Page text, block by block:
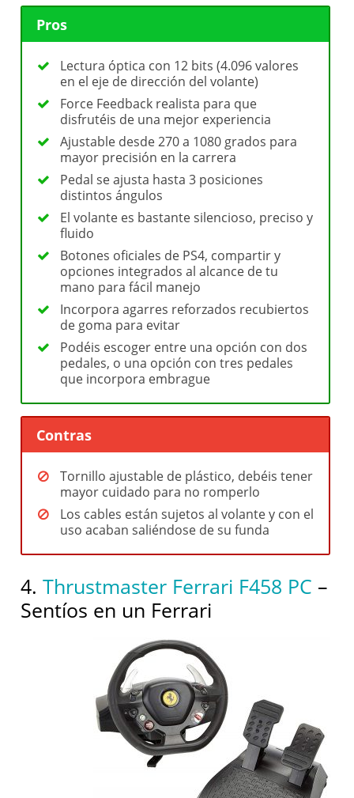
Pros
Lectura óptica con 12 bits (4.096 valores
en el eje de dirección del volante)
Force Feedback realista para que
disfrutéis de una mejor experiencia
Ajustable desde 270 a 1080 grados para
mayor precisión en la carrera
Pedal se ajusta hasta 3 posiciones
distintos ángulos
El volante es bastante silencioso, preciso y
fluido
Botones oficiales de PS4, compartir y
opciones integrados al alcance de tu
mano para fácil manejo
Incorpora agarres reforzados recubiertos
de goma para evitar
Podéis escoger entre una opción con dos
pedales, o una opción con tres pedales
que incorpora embrague
Contras
Tornillo ajustable de plástico, debéis tener
mayor cuidado para no romperlo
Los cables están sujetos al volante y con el
uso acaban saliéndose de su funda
4.Thrustmaster Ferrari F458 PC –
Sentíos en un Ferrari